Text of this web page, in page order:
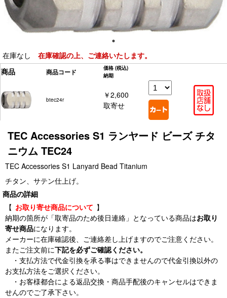
在庫なし 在庫確認の上、ご連絡いたします。
商品
商品コード 価格 (税込)
納期
btec24r
￥2,600
取寄せ
TEC Accessories S1 ランヤード ビーズ チタ
ニウム TEC24
TEC Accessories S1 Lanyard Bead Titanium
チタン、サテン仕上げ。
商品の詳細
【 お取り寄せ商品について 】
納期の箇所が「取寄品のため後日連絡」となっている商品はお取り
寄せ商品になります。
メーカーに在庫確認後、ご連絡差し上げますのでご注意ください。
またご注文前に下記を必ずご確認ください。
・支払方法で代金引換を承る事はできませんので代金引換以外の
お支払方法をご選択ください。
・お客様都合による返品交換・商品手配後のキャンセルはできま
せんのでご了承下さい。